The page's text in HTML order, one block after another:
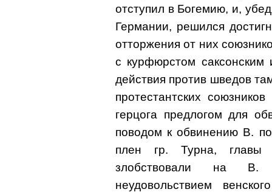
отступил в Богемию, и,
Германии, решился
отторжения от них
с курфюрстом
действия против шведов
протестантских
герцога предлогом для
поводом к обвинению В.
плен гр. Турна, главы
злобствовали на В.
неудовольствием